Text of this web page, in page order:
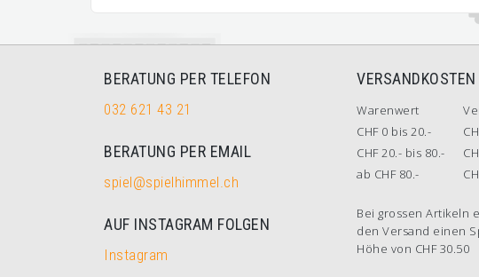
BERATUNG PER TELEFON
032 621 43 21
BERATUNG PER EMAIL
spiel@spielhimmel.ch
AUF INSTAGRAM FOLGEN
Instagram
Warenwert
CHF 0 bis 20.-
CHF 20.- bis 80.-
ab CHF 80.-
Bei grossen Artikeln
den Versand einen
Höhe von CHF 30.50